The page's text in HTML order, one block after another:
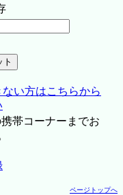
い方はこちらから
帯コーナーまでお
ページトップへ